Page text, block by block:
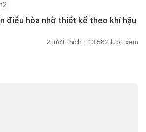
điều hòa nhờ thiết kế theo khí hậu
2 lượt thích | 13.582 lượt xem